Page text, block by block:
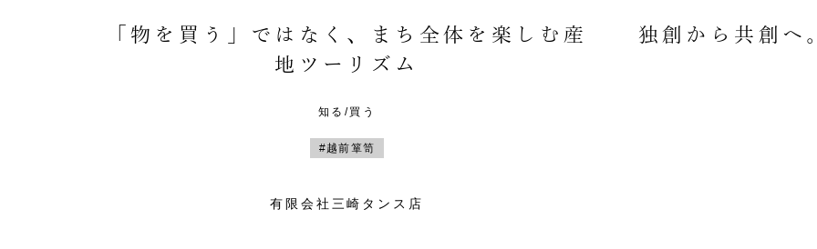
「物を買う」ではなく、まち全体を楽しむ産
地ツーリズム
知る/買う
#越前箪笥
有限会社三崎タンス店
独創から共創へ